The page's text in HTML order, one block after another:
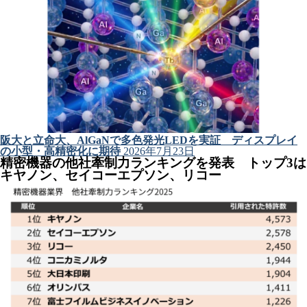
阪大と立命大、AlGaNで多色発光LEDを実証 ディスプレイ
の小型・高精密化に期待 2026年7月23日
精密機器の他社牽制力ランキングを発表 トップ3は
キヤノン、セイコーエプソン、リコー